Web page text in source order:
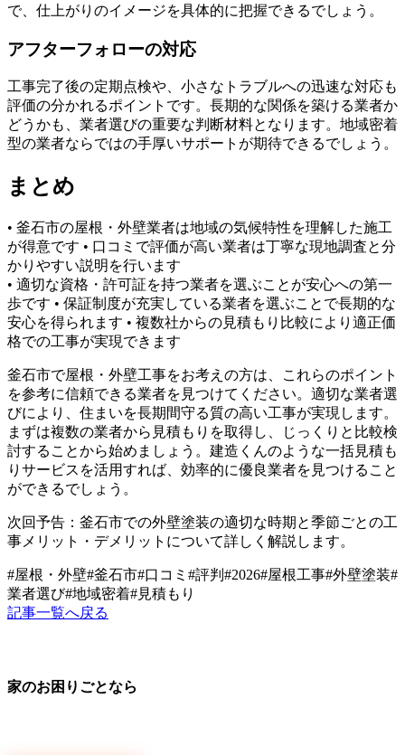
で、仕上がりのイメージを具体的に把握できるでしょう。
アフターフォローの対応
工事完了後の定期点検や、小さなトラブルへの迅速な対応も
評価の分かれるポイントです。長期的な関係を築ける業者か
どうかも、業者選びの重要な判断材料となります。地域密着
型の業者ならではの手厚いサポートが期待できるでしょう。
まとめ
• 釜石市の屋根・外壁業者は地域の気候特性を理解した施工
が得意です • 口コミで評価が高い業者は丁寧な現地調査と分
かりやすい説明を行います
• 適切な資格・許可証を持つ業者を選ぶことが安心への第一
歩です • 保証制度が充実している業者を選ぶことで長期的な
安心を得られます • 複数社からの見積もり比較により適正価
格での工事が実現できます
釜石市で屋根・外壁工事をお考えの方は、これらのポイント
を参考に信頼できる業者を見つけてください。適切な業者選
びにより、住まいを長期間守る質の高い工事が実現します。
まずは複数の業者から見積もりを取得し、じっくりと比較検
討することから始めましょう。建造くんのような一括見積も
りサービスを活用すれば、効率的に優良業者を見つけること
ができるでしょう。
次回予告：釜石市での外壁塗装の適切な時期と季節ごとの工
事メリット・デメリットについて詳しく解説します。
#屋根・外壁#釜石市#口コミ #評判 #2026#屋根工事#外壁塗装#
業者選び#地域密着#見積もり
記事一覧へ戻る
家のお困りごとなら